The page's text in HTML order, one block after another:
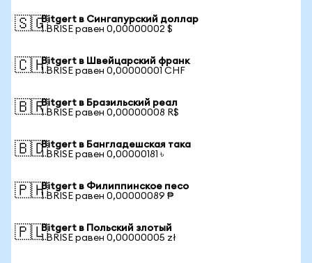
🇸🇬Bitgert в Сингапурский доллар
1 BRISE равен 0,00000002 $
🇨🇭Bitgert в Швейцарский франк
1 BRISE равен 0,00000001 CHF
🇧🇷Bitgert в Бразильский реал
1 BRISE равен 0,00000008 R$
🇧🇩Bitgert в Бангладешская така
1 BRISE равен 0,00000181 ৳
🇵🇭Bitgert в Филиппинское песо
1 BRISE равен 0,00000089 ₱
🇵🇱Bitgert в Польский злотый
1 BRISE равен 0,00000005 zł